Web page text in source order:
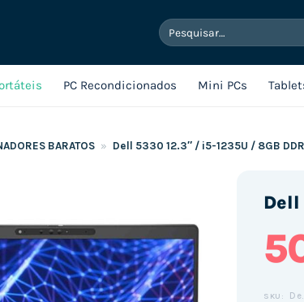
Pesquisar
por:
PC Recondicionados Mini PCs
BARATOS » Dell 5330 12.3″ / i5-1235U / 8GB
Dell
SKU: